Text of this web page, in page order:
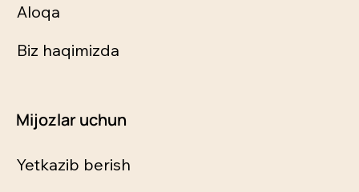
Aloqa
Biz haqimizda
Mijozlar uchun
Yetkazib berish